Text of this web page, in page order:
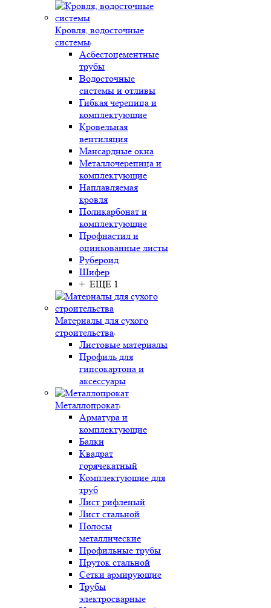
Кровля, водосточные
системы
Асбестоцементные
трубы
Водосточные
системы и отливы
Гибкая черепица и
комплектующие
Кровельная
вентиляция
Мансардные окна
Металлочерепица и
комплектующие
Наплавляемая
кровля
Поликарбонат и
комплектующие
Профнастил и
оцинкованные листы
Рубероид
Шифер
+ ЕЩЕ 1
Материалы для сухого
строительства
Листовые материалы
Профиль для
гипсокартона и
аксессуары
Металлопрокат
Арматура и
комплектующие
Балки
Квадрат
горячекатный
Комплектующие для
труб
Лист рифленый
Лист стальной
Полосы
металлические
Профильные трубы
Пруток стальной
Сетки армирующие
Трубы
электросварные